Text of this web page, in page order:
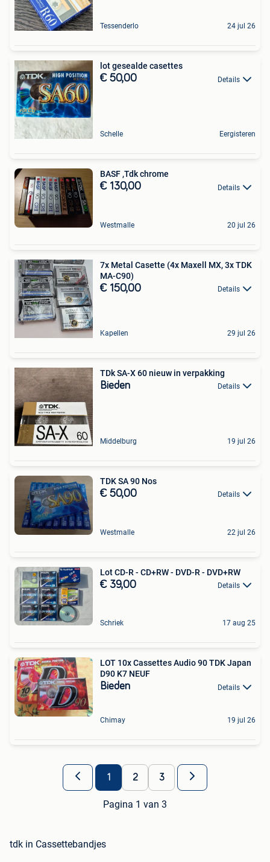
Tessenderlo 24 jul 26
lot gesealde casettes
€ 50,00 Details
Schelle Eergisteren
BASF ,Tdk chrome
€ 130,00 Details
Westmalle 20 jul 26
7x Metal Casette (4x Maxell MX, 3x TDK
MA-C90)
€ 150,00 Details
Kapellen 29 jul 26
TDk SA-X 60 nieuw in verpakking
Bieden Details
Middelburg 19 jul 26
TDK SA 90 Nos
€ 50,00 Details
Westmalle 22 jul 26
Lot CD-R - CD+RW - DVD-R - DVD+RW
€ 39,00 Details
Schriek 17 aug 25
LOT 10x Cassettes Audio 90 TDK Japan
D90 K7 NEUF
Bieden Details
Chimay 19 jul 26
1 2 3
Pagina 1 van 3
tdk in Cassettebandjes